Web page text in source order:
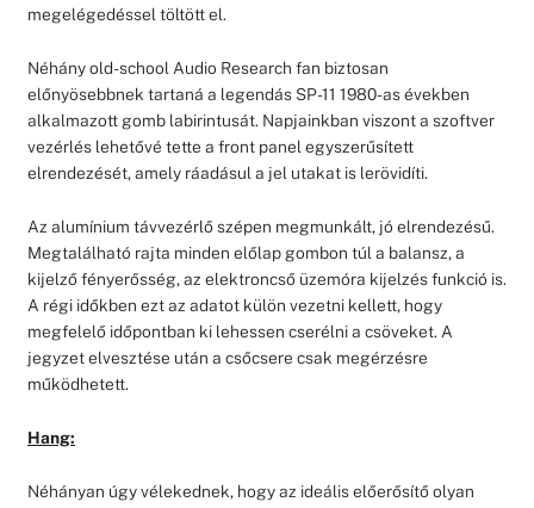
megelégedéssel töltött el.
Néhány old-school Audio Research fan biztosan
előnyösebbnek tartaná a legendás SP-11 1980-as években
alkalmazott gomb labirintusát. Napjainkban viszont a szoftver
vezérlés lehetővé tette a front panel egyszerűsített
elrendezését, amely ráadásul a jel utakat is lerövidíti.
Az alumínium távvezérlő szépen megmunkált, jó elrendezésű.
Megtalálható rajta minden előlap gombon túl a balansz, a
kijelző fényerősség, az elektroncső üzemóra kijelzés funkció is.
A régi időkben ezt az adatot külön vezetni kellett, hogy
megfelelő időpontban ki lehessen cserélni a csöveket. A
jegyzet elvesztése után a csőcsere csak megérzésre
működhetett.
Hang:
Néhányan úgy vélekednek, hogy az ideális előerősítő olyan